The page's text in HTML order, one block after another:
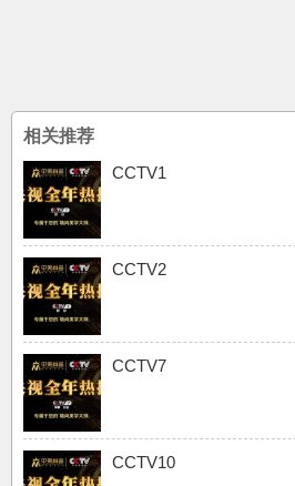
相关推荐
CCTV1
CCTV2
CCTV7
CCTV10